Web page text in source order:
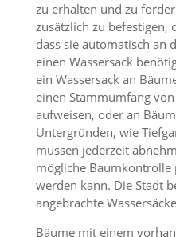
zu erhalten und zu
zusätzlich zu befestigen,
dass sie automatisch an
einen Wassersack
ein Wassersack an
einen Stammumfang
aufweisen, oder an
Untergründen, wie
müssen jederzeit
mögliche
werden kann. Die Stadt
angebrachte
Bäume mit einem